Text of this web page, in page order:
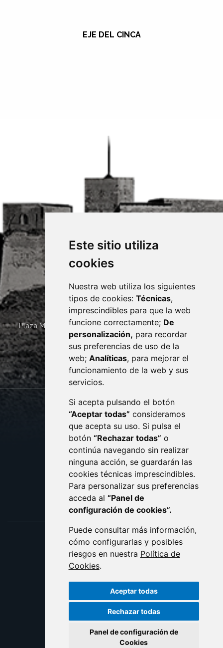
Este sitio utiliza
cookies
Nuestra web utiliza los siguientes
tipos de cookies: Técnicas,
imprescindibles para que la web
funcione correctamente; De
personalización, para recordar
sus preferencias de uso de la
web; Analíticas, para mejorar el
funcionamiento de la web y sus
servicios.
Si acepta pulsando el botón
“Aceptar todas” consideramos
que acepta su uso. Si pulsa el
botón “Rechazar todas” o
continúa navegando sin realizar
ninguna acción, se guardarán las
cookies técnicas imprescindibles.
Para personalizar sus preferencias
acceda al “Panel de
configuración de cookies”.
Puede consultar más información,
cómo configurarlas y posibles
riesgos en nuestra Política de
Cookies.
Aceptar todas
Rechazar todas
Panel de configuración de
Cookies
EJE DEL CINCA
Plaza Mayor 4 22400 MONZÓN - ARAGÓN (ESPAÑA)
· (34) 974 400 700 ·
sac@monzon.es
monzon.es
CONTACTO
AVISO LEGAL
PROTECCIÓN DE DATOS
POLÍTICA DE COOKIES
ACCESIBILIDAD
ENLACE EXTERNO AL